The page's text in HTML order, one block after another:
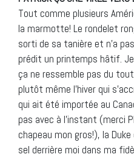
Tout comme plusieurs
la marmotte! Le rondelet
sorti de sa tanière et n’a
prédit un printemps hâtif.
ça ne ressemble pas du
plutôt même l’hiver qui
qui ait été importée au
pas avec à l’instant (merci
chapeau mon gros!), la
sel derrière moi dans ma